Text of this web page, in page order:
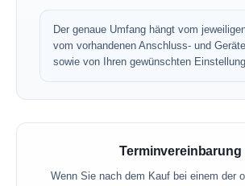
Der genaue Umfang hängt vom
vom vorhandenen Anschluss- und
sowie von Ihren gewünschten
Terminvereinbarung
Wenn Sie nach dem Kauf bei einem der